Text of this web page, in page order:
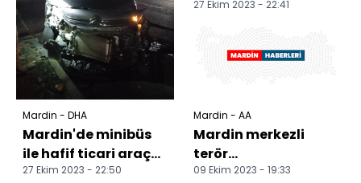
Mardin - DHA
Mardin'de minibüs
ile hafif ticari araç
çarpıştı: 8 yaralı
27 Ekim 2023 - 22:50
yaralandı
27 Ekim 2023 - 22:41
Mardin - AA
Mardin merkezli
terör
operasyonunda 7
09 Ekim 2023 - 19:33